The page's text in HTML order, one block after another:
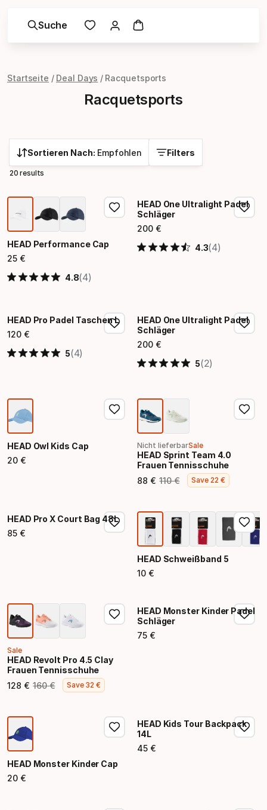
Suche
Startseite Deal Days Racquetsports
Racquetsports
Sortieren Nach: Empfohlen Filters
20 results
HEAD Performance Cap
25 €
Endpreis
4.8(4)
HEAD One Ultralight Padel
Schläger
200 €
Endpreis
4.3(4)
HEAD Pro Padel Taschen L
120 €
Endpreis
5(4)
HEAD One Ultralight Padel
Schläger
200 €
Endpreis
5(2)
HEAD Owl Kids Cap
20 €
Endpreis
Nicht lieferbarSale
HEAD Sprint Team 4.0
Frauen Tennisschuhe
88 €
Endpreis
110 €
Ursprünglicher Preis
Save22 €
HEAD Pro X Court Bag 48L
85 €
Endpreis
HEAD Schweißband 5
10 €
Endpreis
Sale
HEAD Revolt Pro 4.5 Clay
Frauen Tennisschuhe
128 €
Endpreis
160 €
Ursprünglicher Preis
Save32 €
HEAD Monster Kinder Padel
Schläger
75 €
Endpreis
HEAD Monster Kinder Cap
20 €
Endpreis
HEAD Kids Tour Backpack
14L
45 €
Endpreis